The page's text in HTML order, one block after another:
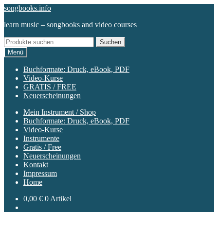
Zur
springen
Zum
springen
songbooks.info
learn music – songbooks and video courses
Suchen
nach:
Suchen
Menü
Buchformate: Druck, eBook, PDF
Video-Kurse
GRATIS / FREE
Neuerscheinungen
Mein Instrument / Shop
Buchformate: Druck, eBook, PDF
Video-Kurse
Instrumente
Gratis / Free
Neuerscheinungen
Kontakt
Impressum
Home
0,00 € 0 Artikel